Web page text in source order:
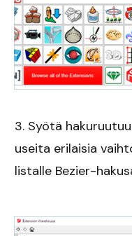
3. Syötä
useita erilaisia
listalle Bezier-